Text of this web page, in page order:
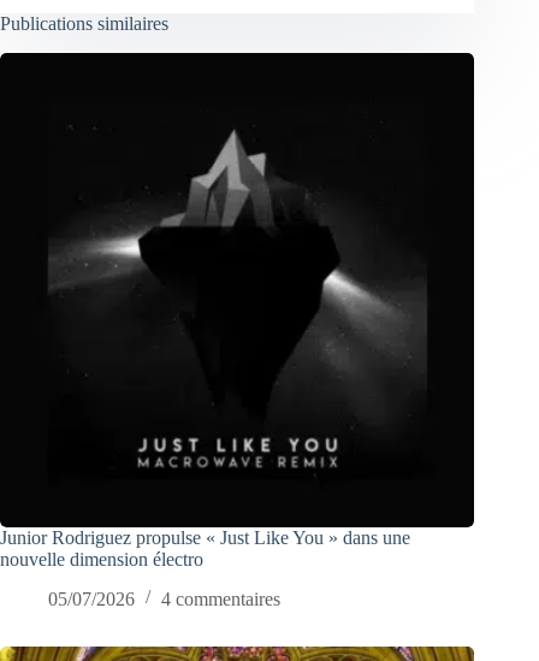
Publications similaires
Junior Rodriguez propulse « Just Like You » dans une
nouvelle dimension électro
05/07/2026
4 commentaires